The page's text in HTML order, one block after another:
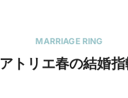
MARRIAGE RING
アトリエ春の結婚